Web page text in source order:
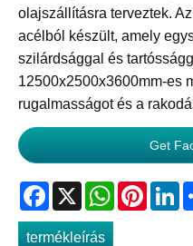
olajszállításra terveztek.
acélból készült, amely
szilárdsággal és
12500x2500x3600mm-es
rugalmasságot és a
Get
Facebook
X WhatsApp
termékleírás